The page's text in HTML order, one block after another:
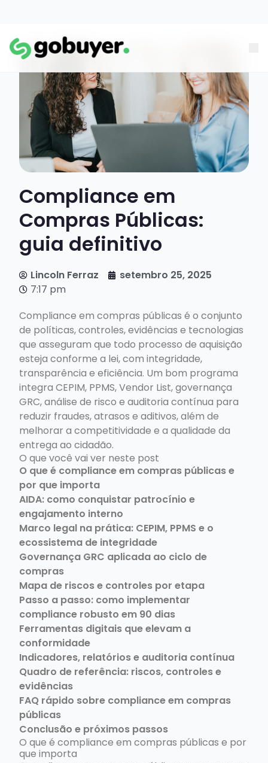
Compliance em
Compras Públicas:
guia definitivo
Lincoln Ferraz
setembro 25, 2025
7:17 pm
Compliance em compras públicas é o conjunto
de políticas, controles, evidências e tecnologias
que asseguram que todo processo de aquisição
esteja conforme a lei, com integridade,
transparência e eficiência. Um bom programa
integra CEPIM, PPMS, Vendor List, governança
GRC, análise de risco e auditoria contínua para
reduzir fraudes, atrasos e aditivos, além de
melhorar a competitividade e a qualidade da
entrega ao cidadão.
O que você vai ver neste post
O que é compliance em compras públicas e
por que importa
AIDA: como conquistar patrocínio e
engajamento interno
Marco legal na prática: CEPIM, PPMS e o
ecossistema de integridade
Governança GRC aplicada ao ciclo de
compras
Mapa de riscos e controles por etapa
Passo a passo: como implementar
compliance robusto em 90 dias
Ferramentas digitais que elevam a
conformidade
Indicadores, relatórios e auditoria contínua
Quadro de referência: riscos, controles e
evidências
FAQ rápido sobre compliance em compras
públicas
Conclusão e próximos passos
O que é compliance em compras públicas e por
que importa